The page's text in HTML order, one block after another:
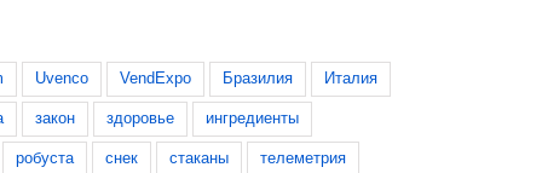
Uvenco VendExpo Бразилия Италия
закон здоровье ингредиенты
робуста снек стаканы телеметрия